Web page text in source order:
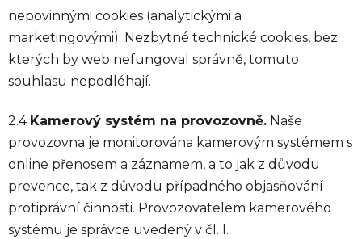
nepovinnými cookies (analytickými a
marketingovými). Nezbytné technické cookies, bez
kterých by web nefungoval správně, tomuto
souhlasu nepodléhají.
2.4 Kamerový systém na provozovně. Naše
provozovna je monitorována kamerovým systémem s
online přenosem a záznamem, a to jak z důvodu
prevence, tak z důvodu případného objasňování
protiprávní činnosti. Provozovatelem kamerového
systému je správce uvedený v čl. I.